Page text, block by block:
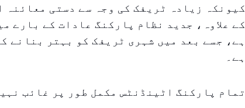
کیونکہ زیادہ ٹریفک کی وجہ سے دستی معائنہ
کے علاوہ، جدید نظام پارکنگ عادات کے بارے
ہے، جسے بعد میں شہری ٹریفک کو بہتر بنانے
ہے۔
تمام پارکنگ اٹینڈنٹس مکمل طور پر غائب